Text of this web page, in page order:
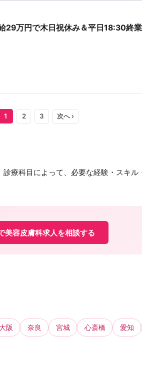
29万円で木日祝休み＆平日18:30終業
1 2 3 次へ ›
療科目によって、必要な経験・スキル
美容皮膚科求人を相談する
大阪 奈良 宮城 心斎橋 愛知